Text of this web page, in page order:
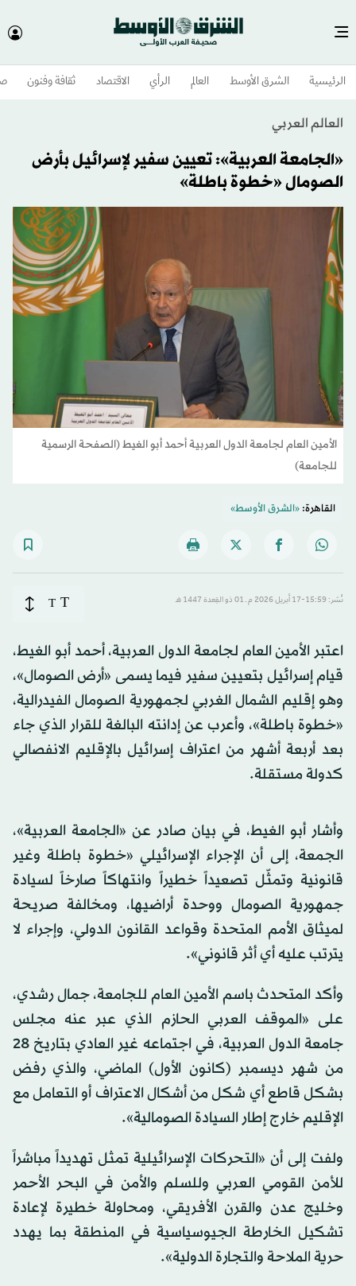
الرئيسية الشرق الأوسط​ العالم الرأي الاقتصاد ثقافة وفنون
العالم العربي
«الجامعة العربية»: تعيين سفير لإسرائيل بأرض
الصومال «خطوة باطلة»
الأمين العام لجامعة الدول العربية أحمد أبو الغيط (الصفحة الرسمية
للجامعة)
القاهرة:«الشرق الأوسط»
نُشر: 15:59-17 أبريل 2026 م ـ 01 ذو القِعدة 1447 هـ T
T
اعتبر الأمين العام لجامعة الدول العربية، أحمد أبو الغيط،
قيام إسرائيل بتعيين سفير فيما يسمى «أرض الصومال»،
وهو إقليم الشمال الغربي لجمهورية الصومال الفيدرالية،
«خطوة باطلة»، وأعرب عن إدانته البالغة للقرار الذي جاء
بعد أربعة أشهر من اعتراف إسرائيل بالإقليم الانفصالي
كدولة مستقلة.
وأشار أبو الغيط، في بيان صادر عن «الجامعة العربية»،
الجمعة، إلى أن الإجراء الإسرائيلي «خطوة باطلة وغير
قانونية وتمثّل تصعيداً خطيراً وانتهاكاً صارخاً لسيادة
جمهورية الصومال ووحدة أراضيها، ومخالفة صريحة
لميثاق الأمم المتحدة وقواعد القانون الدولي، وإجراء لا
يترتب عليه أي أثر قانوني».
وأكد المتحدث باسم الأمين العام للجامعة، جمال رشدي،
على «الموقف العربي الحازم الذي عبر عنه مجلس
جامعة الدول العربية، في اجتماعه غير العادي بتاريخ 28
من شهر ديسمبر (كانون الأول) الماضي، والذي رفض
بشكل قاطع أي شكل من أشكال الاعتراف أو التعامل مع
الإقليم خارج إطار السيادة الصومالية».
ولفت إلى أن «التحركات الإسرائيلية تمثل تهديداً مباشراً
للأمن القومي العربي وللسلم والأمن في البحر الأحمر
وخليج عدن والقرن الأفريقي، ومحاولة خطيرة لإعادة
تشكيل الخارطة الجيوسياسية في المنطقة بما يهدد
حرية الملاحة والتجارة الدولية».